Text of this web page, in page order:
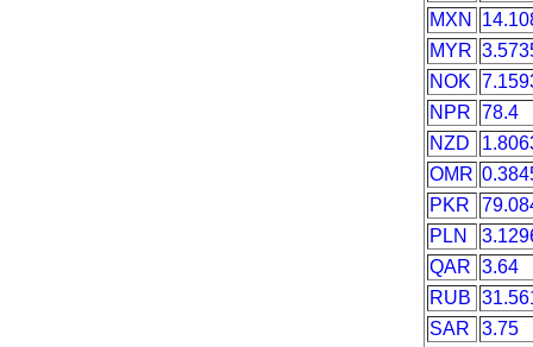
MXN
MYR
NOK
NPR 78.4
NZD
OMR
PKR
PLN
QAR 3.64
RUB
SAR
3.75